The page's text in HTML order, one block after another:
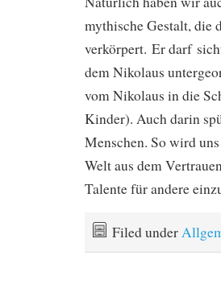
mythische Gestalt, die
verkörpert. Er darf
dem Nikolaus
vom Nikolaus in die
Kinder). Auch darin
Menschen. So wird
Welt aus dem
Talente für andere
Filed under